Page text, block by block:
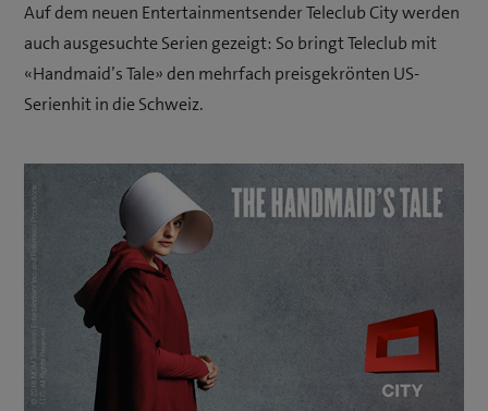
Auf dem neuen Entertainmentsender Teleclub City werden
auch ausgesuchte Serien gezeigt: So bringt Teleclub mit
«Handmaid’s Tale» den mehrfach preisgekrönten US-
Serienhit in die Schweiz.